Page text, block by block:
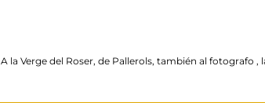
Verge del Roser, de Pallerols, también al fotografo ,